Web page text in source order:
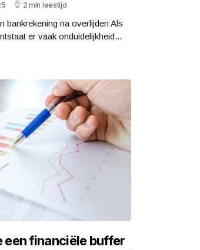
2 min leestijd
bankrekening na overlijden Als
er vaak onduidelijkheid...
een financiële buffer